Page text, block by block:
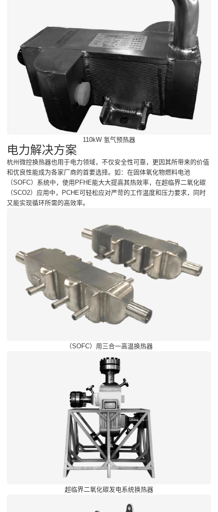
110kW 氢气预热器
电力解决方案
杭州微控换热器也用于电力领域，不仅安全性可靠，更因其所带来的价值
和优良性能成为各家厂商的首要选择。如：在固体氧化物燃料电池
（SOFC）系统中，使用PFHE能大大提高其热效率，在超临界二氧化碳
（SCO2）应用中，PCHE可轻松应对严苛的工作温度和压力要求，同时
又能实现循环所需的高效率。
（SOFC）用三合一高温换热器
超临界二氧化碳发电系统换热器